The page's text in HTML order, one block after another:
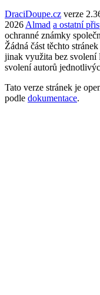
DraciDoupe.cz verze
2026 Almad a ostatní
ochranné známky
Žádná část těchto
jinak využita bez svolení
svolení autorů
Tato verze stránek je
podle dokumentace.